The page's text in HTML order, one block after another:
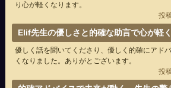
り心が軽くなります。
投
Elif先生の優しさと的確な助言で心が軽
優しく話を聞いてくださり、優しく的確にアド
くなりました。ありがとございます。
投